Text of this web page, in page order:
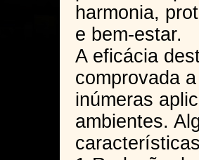
harmonia,
e bem-estar.
A eficácia
comprovada
inúmeras
ambientes.